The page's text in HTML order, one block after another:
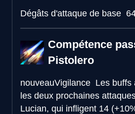
Dégâts d'attaque de base
Compétence
Pistolero
nouveauVigilance Les buffs
les deux prochaines
Lucian, qui infligent 14